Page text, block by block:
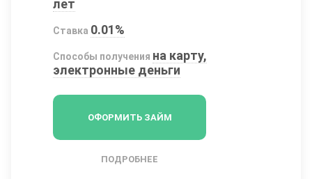
лет
Ставка 0.01%
Способы получения на карту,
электронные деньги
ОФОРМИТЬ ЗАЙМ
ПОДРОБНЕЕ